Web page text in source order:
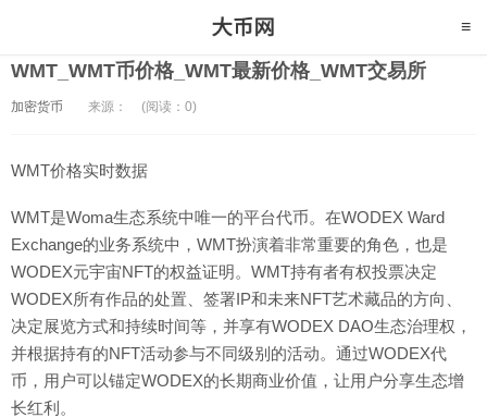
WMT_WMT币价格_WMT最新价格_WMT交易所
加密货币 来源： (阅读：0)
WMT价格实时数据
WMT是Woma生态系统中唯一的平台代币。在WODEX Ward
Exchange的业务系统中，WMT扮演着非常重要的角色，也是
WODEX元宇宙NFT的权益证明。WMT持有者有权投票决定
WODEX所有作品的处置、签署IP和未来NFT艺术藏品的方向、
决定展览方式和持续时间等，并享有WODEX DAO生态治理权，
并根据持有的NFT活动参与不同级别的活动。通过WODEX代
币，用户可以锚定WODEX的长期商业价值，让用户分享生态增
长红利。